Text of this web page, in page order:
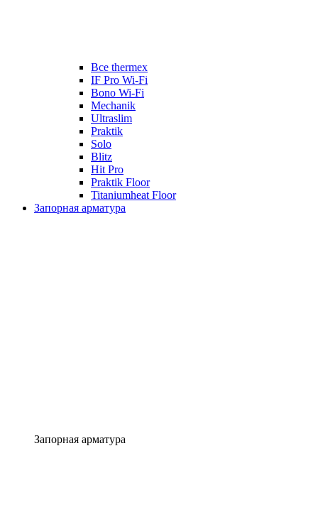
Все thermex
IF Pro Wi-Fi
Bono Wi-Fi
Mechanik
Ultraslim
Praktik
Solo
Blitz
Hit Pro
Praktik Floor
Titaniumheat Floor
Запорная арматура
Запорная арматура